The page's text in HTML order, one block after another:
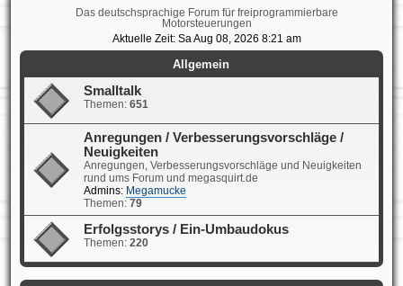
Das deutschsprachige Forum für freiprogrammierbare
Motorsteuerungen
Aktuelle Zeit: Sa Aug 08, 2026 8:21 am
Allgemein
Smalltalk
Themen: 651
Anregungen / Verbesserungsvorschläge /
Neuigkeiten
Anregungen, Verbesserungsvorschläge und Neuigkeiten
rund ums Forum und megasquirt.de
Admins: Megamucke
Themen: 79
Erfolgsstorys / Ein-Umbaudokus
Themen: 220